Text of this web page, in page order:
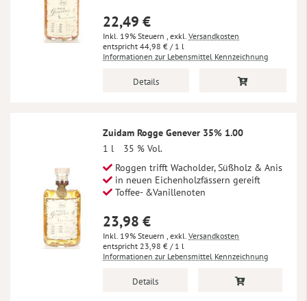
22,49 €
Inkl. 19% Steuern , exkl. Versandkosten
44,98 € / 1 l
Informationen zur Lebensmittel Kennzeichnung
Details
Zuidam Rogge Genever 35% 1.00
1 l
35 % Vol.
Roggen trifft Wacholder, Süßholz & Anis
in neuen Eichenholzfässern gereift
Toffee- &Vanillenoten
23,98 €
Inkl. 19% Steuern , exkl. Versandkosten
23,98 € / 1 l
Informationen zur Lebensmittel Kennzeichnung
Details